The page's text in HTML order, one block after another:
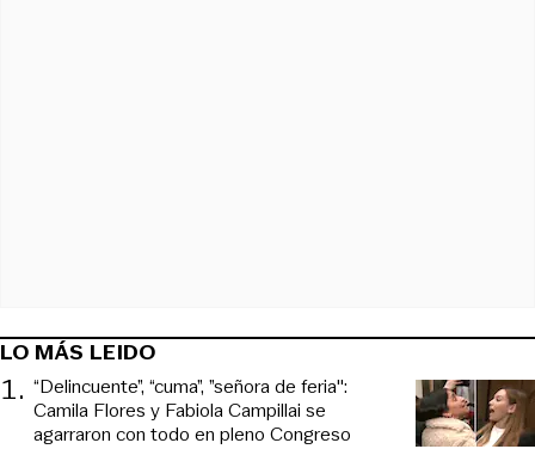
LO MÁS LEIDO
1. “Delincuente”, “cuma”, ”señora de feria":
Camila Flores y Fabiola Campillai se
agarraron con todo en pleno Congreso